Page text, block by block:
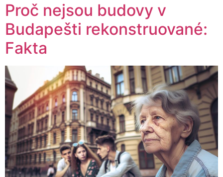
Proč nejsou budovy v
Budapešti rekonstruované:
Fakta